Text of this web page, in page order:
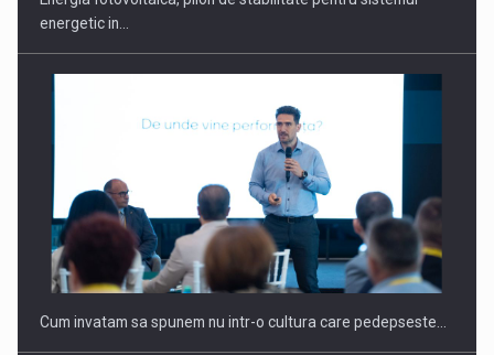
Webinar - Business Evolution-RETHINK STRATEGY-Finantare
Investitii Digitalizare
energetic in…
Cum invatam sa spunem nu intr-o cultura care pedepseste…